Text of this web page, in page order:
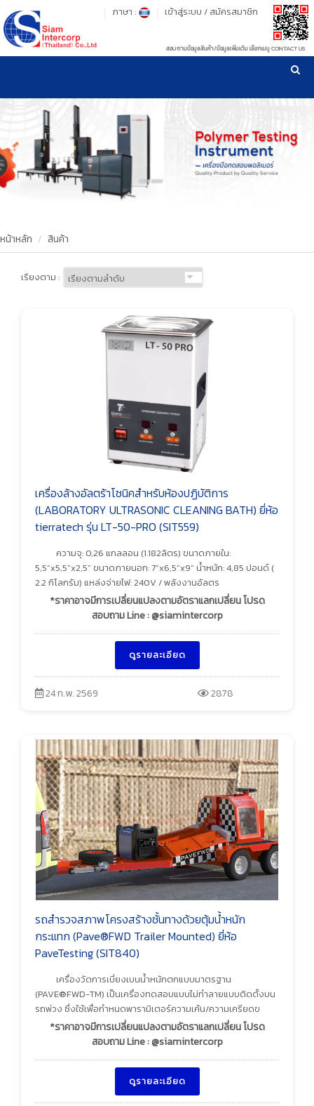
รู้ลึก รู้จริง เรื่องเครื่องมือทดสอบวัสดุ ! ยืน 1 เรื่องมาตรฐานการให้บริการ
เข้าสู่ระบบ / สมัครสมาชิก
ภาษา :
สอบถามข้อมูลสินค้า/ข้อมูลเพิ่มเติม เลือกเมนู CONTACT US
NEW WEBSITE
HOME
PRODUCT
OUR WORKS
CALIBRATION
หน้าหลัก สินค้า
เรียงตาม :
เครื่องล้างอัลตร้าโซนิคสำหรับห้องปฏิบัติการ
(LABORATORY ULTRASONIC CLEANING BATH) ยี่ห้อ
tierratech รุ่น LT-50-PRO (SIT559)
ความจุ: 0,26 แกลลอน (1.182ลิตร) ขนาดภายใน:
5,5”x5,5”x2,5” ขนาดภายนอก: 7”x6,5”x9” น้ำหนัก: 4,85 ปอนด์ (
2.2 กิโลกรัม) แหล่งจ่ายไฟ: 240V / พลังงานอัลตร
*ราคาอาจมีการเปลี่ยนแปลงตามอัตราแลกเปลี่ยน โปรด
สอบถาม Line : @siamintercorp
ดูรายละเอียด
24 ก.พ. 2569 2878
รถสำรวจสภาพโครงสร้างชั้นทางด้วยตุ้มน้ำหนัก
กระแทก (Pave®FWD Trailer Mounted) ยี่ห้อ
PaveTesting (SIT840)
เครื่องวัดการเบี่ยงเบนน้ำหนักตกแบบมาตรฐาน
(PAVE®FWD-TM) เป็นเครื่องทดสอบแบบไม่ทำลายแบบติดตั้งบน
รถพ่วง ซึ่งใช้เพื่อกำหนดพารามิเตอร์ความเค้น/ความเครียดข
*ราคาอาจมีการเปลี่ยนแปลงตามอัตราแลกเปลี่ยน โปรด
สอบถาม Line : @siamintercorp
ดูรายละเอียด